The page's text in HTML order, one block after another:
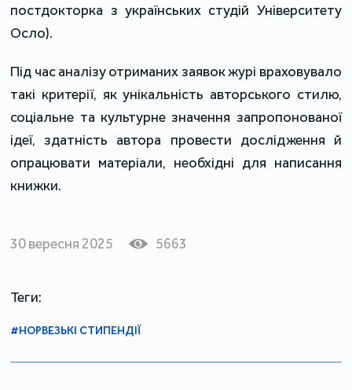
постдокторка з українських студій Університету
Осло).
Під час аналізу отриманих заявок журі враховувало
такі критерії, як унікальність авторського стилю,
соціальне та культурне значення запропонованої
ідеї, здатність автора провести дослідження й
опрацювати матеріали, необхідні для написання
книжки.
30 вересня 2025 5663
Теги:
#НОРВЕЗЬКІ СТИПЕНДІЇ